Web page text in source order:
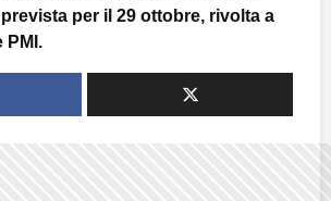
per il 29 ottobre, rivolta a
PMI.